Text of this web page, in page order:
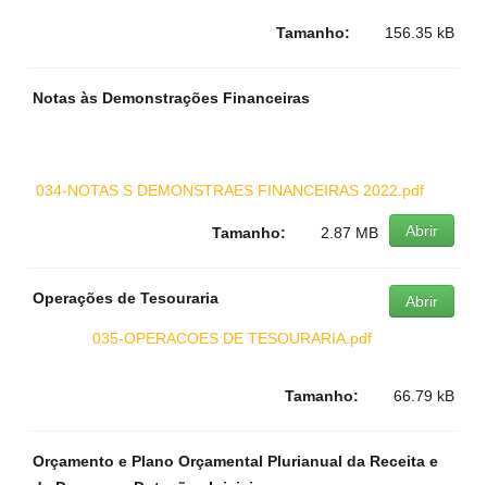
Tamanho: 156.35 kB
Notas às Demonstrações Financeiras
034-NOTAS S DEMONSTRAES FINANCEIRAS 2022.pdf
Abrir
Tamanho: 2.87 MB
Operações de Tesouraria
035-OPERACOES DE TESOURARIA.pdf
Abrir
Tamanho: 66.79 kB
Orçamento e Plano Orçamental Plurianual da Receita e